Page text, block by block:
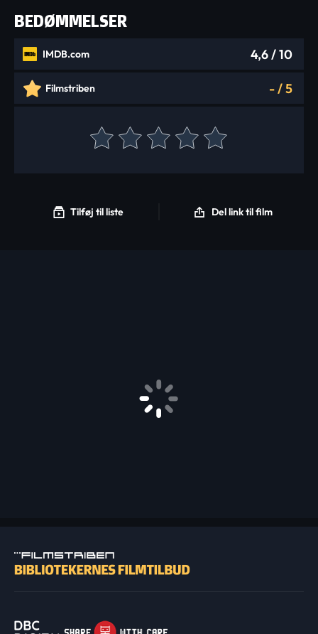
BEDØMMELSER
IMDB.com 4,6/ 10
Filmstriben -/5
Tilføj til liste Del link til film